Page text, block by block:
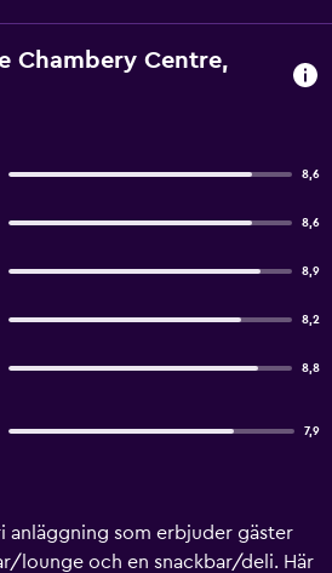
Chambery Centre,
8,6
8,6
8,9
8,2
8,8
7,9
anläggning som erbjuder gäster
lounge och en snackbar/deli. Här